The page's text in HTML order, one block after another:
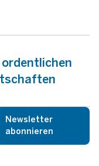
Newsletter
abonnieren